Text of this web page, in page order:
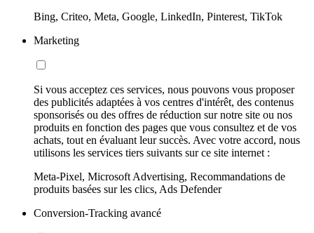
Bing, Criteo, Meta, Google, LinkedIn, Pinterest, TikTok
Marketing
Si vous acceptez ces services, nous pouvons vous proposer
des publicités adaptées à vos centres d'intérêt, des contenus
sponsorisés ou des offres de réduction sur notre site ou nos
produits en fonction des pages que vous consultez et de vos
achats, tout en évaluant leur succès. Avec votre accord, nous
utilisons les services tiers suivants sur ce site internet :
Meta-Pixel, Microsoft Advertising, Recommandations de
produits basées sur les clics, Ads Defender
Conversion-Tracking avancé